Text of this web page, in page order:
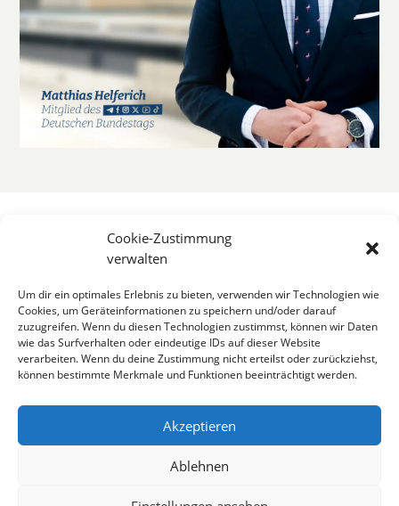
Cookie-Zustimmung
verwalten
Um dir ein optimales Erlebnis zu bieten, verwenden wir Technologien wie
Cookies, um Geräteinformationen zu speichern und/oder darauf
zuzugreifen. Wenn du diesen Technologien zustimmst, können wir Daten
wie das Surfverhalten oder eindeutige IDs auf dieser Website
verarbeiten. Wenn du deine Zustimmung nicht erteilst oder zurückziehst,
können bestimmte Merkmale und Funktionen beeinträchtigt werden.
Akzeptieren
Ablehnen